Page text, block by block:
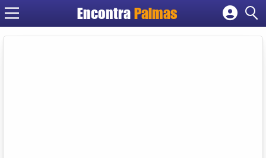
Encontra Palmas
Cadastrar empresa